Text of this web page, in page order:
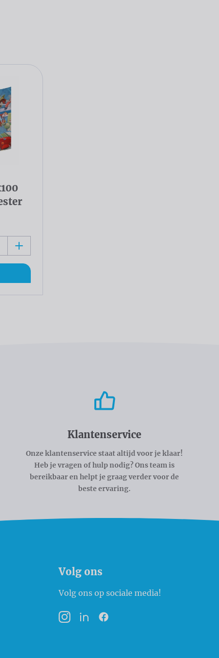
Klantenservice
Onze klantenservice staat altijd voor je klaar!
Heb je vragen of hulp nodig? Ons team is
bereikbaar en helpt je graag verder voor de
beste ervaring.
Volg ons
Volg ons op sociale media!
InstagramLinkedInFacebook